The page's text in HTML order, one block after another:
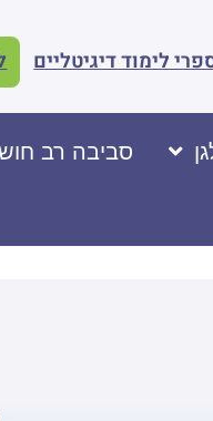
לימוד דיגיטליים
סביבה רב